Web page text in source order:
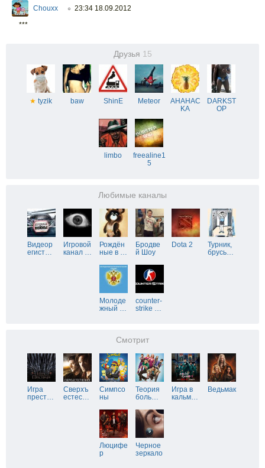
Chouxx ○ 23:34 18.09.2012
***
Друзья 15
★ tyzik baw ShinE Meteor
AHAHAC
KA
DARKST
OP
limbo
freealine1
5
Любимые каналы
Видеор
егист…
Игровой
канал …
Рождён
ные в …
Бродве
й Шоу
Dota 2
Турник,
брусь…
Молоде
жный …
counter-
strike …
Смотрит
Игра
прест…
Сверхъ
естес…
Симпсо
ны
Теория
боль…
Игра в
кальм…
Ведьмак
Люцифе
р
Черное
зеркало